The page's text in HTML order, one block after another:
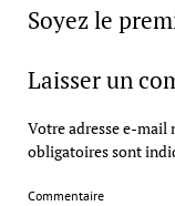
Soyez le
Laisser un
Votre adresse e-mail
obligatoires sont
Commentaire